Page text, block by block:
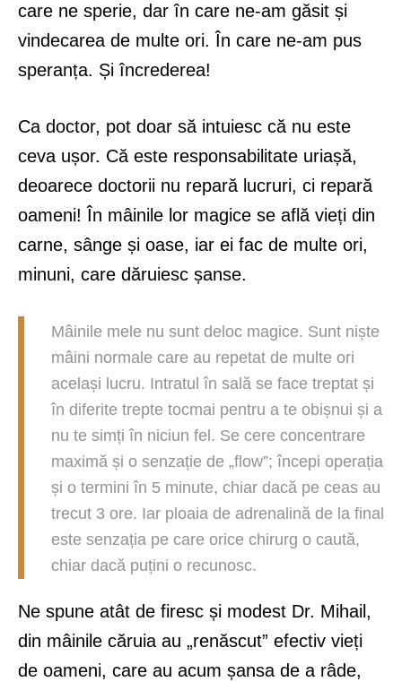
care ne sperie, dar în care ne-am găsit și
vindecarea de multe ori. În care ne-am pus
speranța. Și încrederea!
Ca doctor, pot doar să intuiesc că nu este
ceva ușor. Că este responsabilitate uriașă,
deoarece doctorii nu repară lucruri, ci repară
oameni! În mâinile lor magice se află vieți din
carne, sânge și oase, iar ei fac de multe ori,
minuni, care dăruiesc șanse.
Mâinile mele nu sunt deloc magice. Sunt niște
mâini normale care au repetat de multe ori
același lucru. Intratul în sală se face treptat și
în diferite trepte tocmai pentru a te obișnui și a
nu te simți în niciun fel. Se cere concentrare
maximă și o senzație de „flow”; începi operația
și o termini în 5 minute, chiar dacă pe ceas au
trecut 3 ore. Iar ploaia de adrenalină de la final
este senzația pe care orice chirurg o caută,
chiar dacă puțini o recunosc.
Ne spune atât de firesc și modest Dr. Mihail,
din mâinile căruia au „renăscut” efectiv vieți
de oameni, care au acum șansa de a râde,